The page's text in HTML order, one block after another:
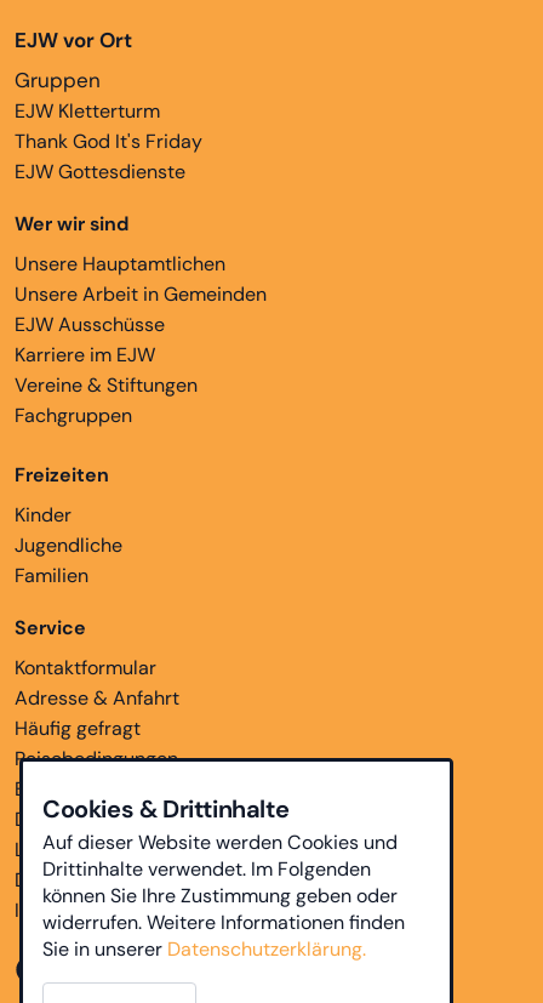
EJW vor Ort
Gruppen
EJW Kletterturm
Thank God It's Friday
EJW Gottesdienste
Wer wir sind
Unsere Hauptamtlichen
Unsere Arbeit in Gemeinden
EJW Ausschüsse
Karriere im EJW
Vereine & Stiftungen
Fachgruppen
Freizeiten
Kinder
Jugendliche
Familien
Service
Kontaktformular
Adresse & Anfahrt
Häufig gefragt
Reisebedingungen
Bankverbindungen
Downloads
Links
Datenschutz
Impressum
Cookies & Drittinhalte
Auf dieser Website werden Cookies und
Drittinhalte verwendet. Im Folgenden
können Sie Ihre Zustimmung geben oder
widerrufen. Weitere Informationen finden
Sie in unserer Datenschutzerklärung.